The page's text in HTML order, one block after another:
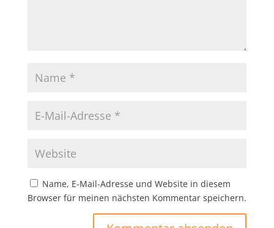
Name, E-Mail-Adresse und Website in diesem
Browser für meinen nächsten Kommentar speichern.